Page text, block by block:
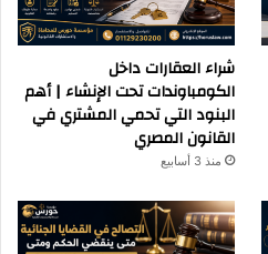
شراء العقارات داخل
الكومباوندات تحت الإنشاء | أهم
البنود التي تحمي المشتري في
القانون المصري
منذ 3 أسابيع